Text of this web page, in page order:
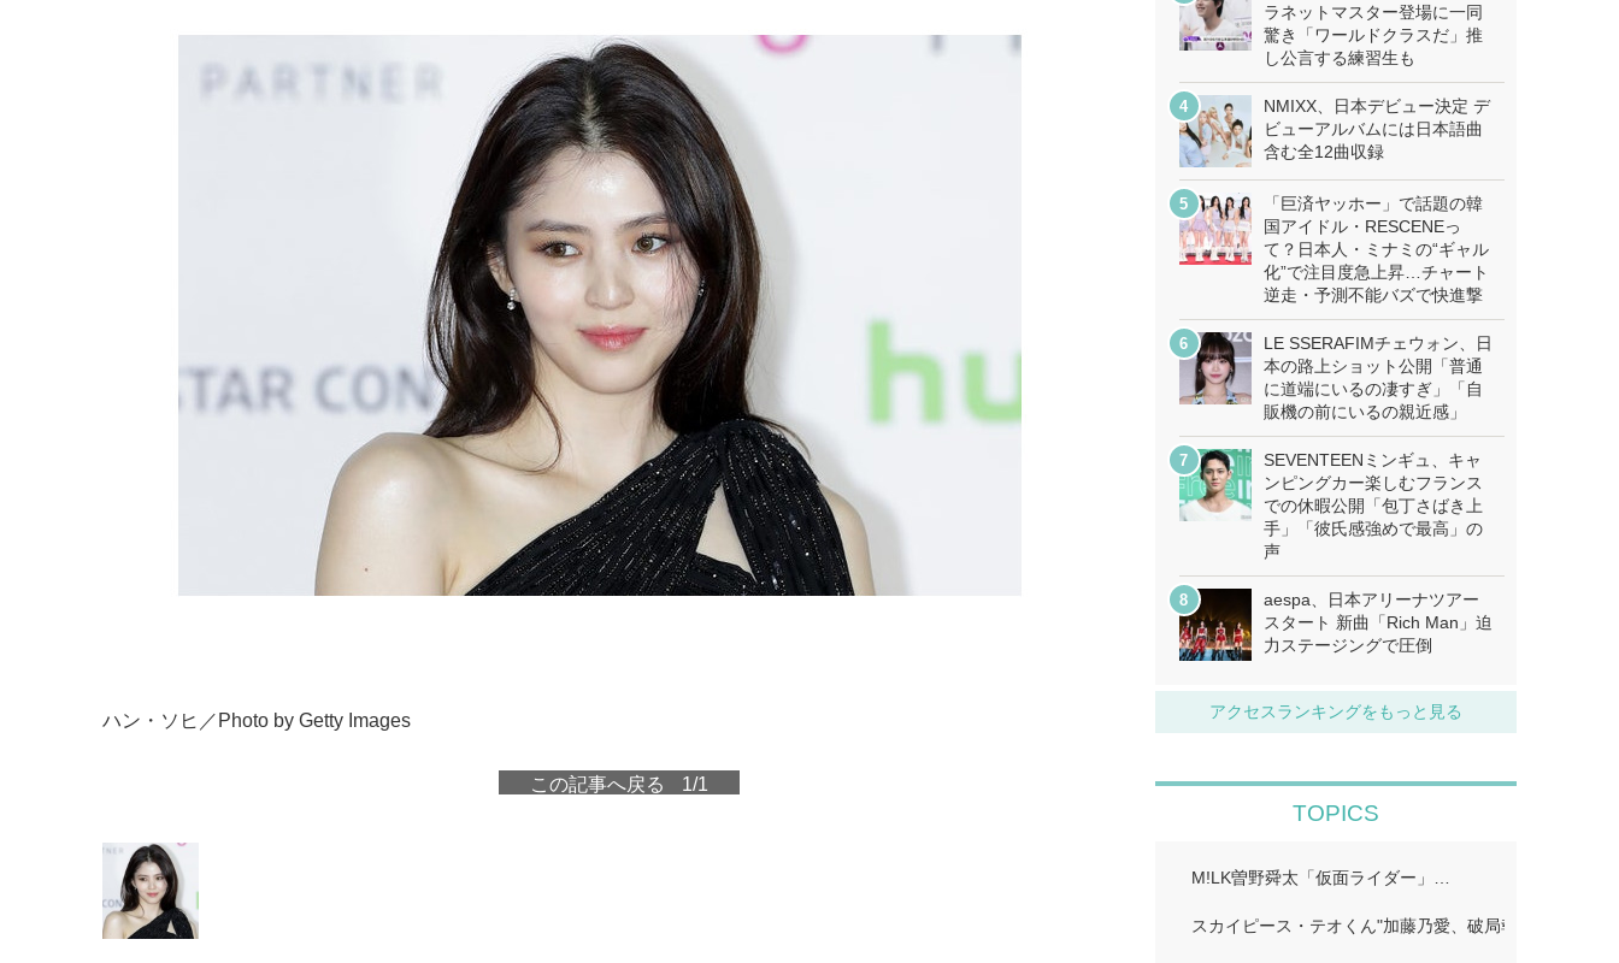
ハン・ソヒ／Photo by Getty Images
この記事へ戻る 1/1
ラネットマスター登場に一同
驚き「ワールドクラスだ」推
し公言する練習生も
NMIXX、日本デビュー決定 デ
ビューアルバムには日本語曲
含む全12曲収録
「巨済ヤッホー」で話題の韓
国アイドル・RESCENEっ
て？日本人・ミナミの“ギャル
化”で注目度急上昇…チャート
逆走・予測不能バズで快進撃
LE SSERAFIMチェウォン、日
本の路上ショット公開「普通
に道端にいるの凄すぎ」「自
販機の前にいるの親近感」
SEVENTEENミンギュ、キャ
ンピングカー楽しむフランス
での休暇公開「包丁さばき上
手」「彼氏感強めで最高」の
声
aespa、日本アリーナツアー
スタート 新曲「Rich Man」迫
力ステージングで圧倒
アクセスランキングをもっと見る
TOPICS
M!LK曽野舜太「仮面ライダー」…
スカイピース・テオくん"加藤乃愛、破局報告「どちら